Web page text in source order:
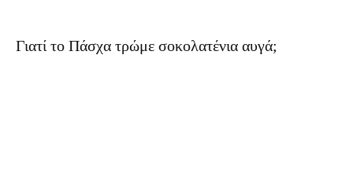
Γιατί το Πάσχα τρώμε σοκολατένια αυγά;